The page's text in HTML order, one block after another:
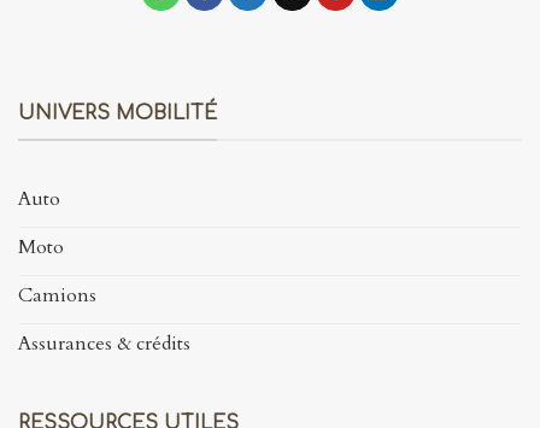
UNIVERS MOBILITÉ
Auto
Moto
Camions
Assurances & crédits
RESSOURCES UTILES